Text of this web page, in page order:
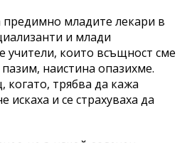
предимно младите лекари в
и млади
учители, които всъщност сме
наистина опазихме.
трябва да кажа
искаха и се страхуваха да